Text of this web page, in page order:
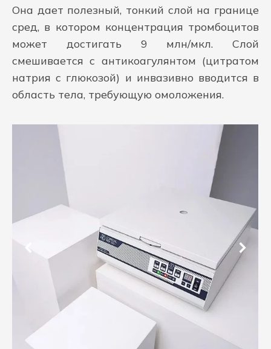
Она дает полезный, тонкий слой на границе
сред, в котором концентрация тромбоцитов
может достигать 9 млн/мкл. Слой
смешивается с антикоагулянтом (цитратом
натрия с глюкозой) и инвазивно вводится в
область тела, требующую омоложения.